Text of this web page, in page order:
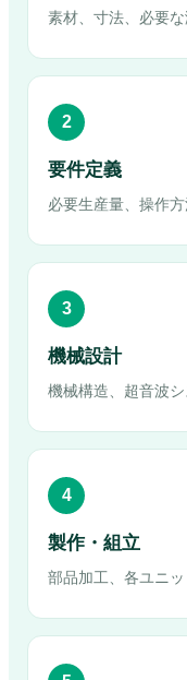
素材、寸法、必要
2
要件定義
必要生産量、操作
3
機械設計
機械構造、超音波
4
製作・組立
部品加工、各ユニ